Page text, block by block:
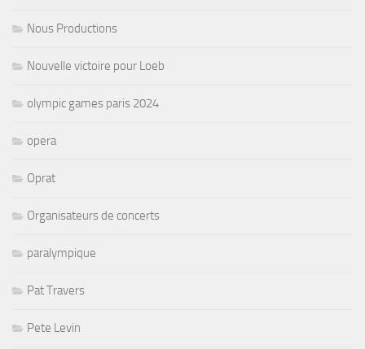
Nous Productions
Nouvelle victoire pour Loeb
olympic games paris 2024
opera
Oprat
Organisateurs de concerts
paralympique
Pat Travers
Pete Levin